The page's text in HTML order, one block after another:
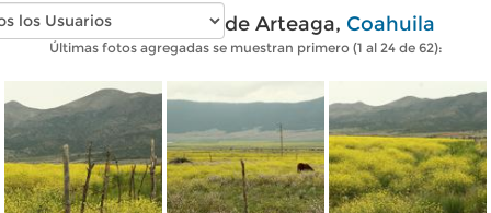
Fotos modernas de Arteaga, Coahuila
Últimas fotos agregadas se muestran primero (1 al 24 de 62):